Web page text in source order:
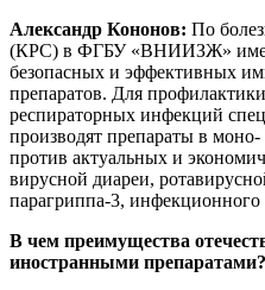
Александр Кононов: По
(КРС) в ФГБУ «ВНИИЗЖ»
безопасных и эффективных
препаратов. Для
респираторных инфекций
производят препараты в
против актуальных и
вирусной диареи,
парагриппа-3, инфекционного
В чем преимущества
иностранными